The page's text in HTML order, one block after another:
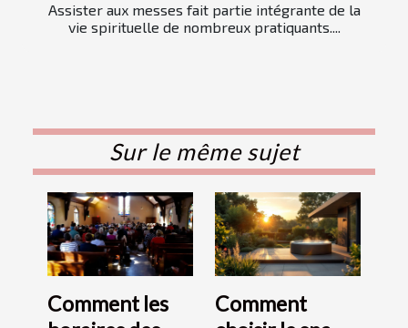
Assister aux messes fait partie intégrante de la
vie spirituelle de nombreux pratiquants....
Sur le même sujet
Comment les
Comment